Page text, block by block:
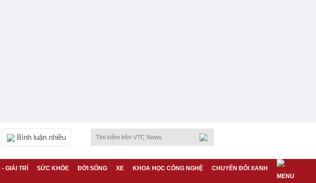
Bình luận nhiều
GIẢI TRÍ SỨC KHỎE ĐỜI SỐNG XE KHOA HỌC CÔNG NGHỆ CHUYỂN ĐỔI XANH